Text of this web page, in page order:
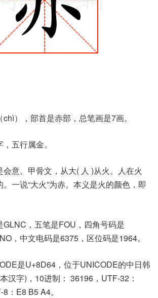
chì），部首是赤部，总笔画是7画。
五行属金。
会意。甲骨文，从大( 人 )从火。人在火
一说“大火”为赤。本义是火的颜色，即
GLNC，五笔是FOU，四角号码是
，中文电码是6375，区位码是1964。
是U+8D64，位于UNICODE的中日韩
汉字)，10进制： 36196，UTF-32：
：E8 B5 A4。